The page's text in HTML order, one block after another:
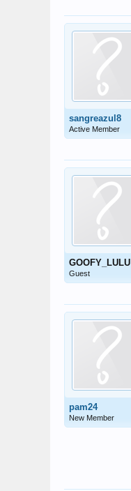
sangreazul8
Active Member
GOOFY_LULU
Guest
pam24
New Member